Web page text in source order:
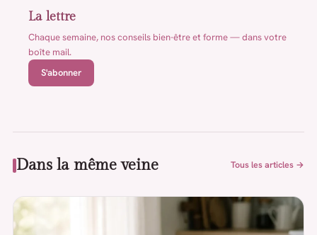
La lettre
Chaque semaine, nos conseils bien-être et forme — dans votre
boîte mail.
S'abonner
Dans la même veine Tous les articles →